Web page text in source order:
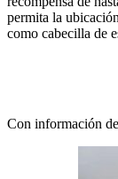
permita la
como cabecilla de
Con información